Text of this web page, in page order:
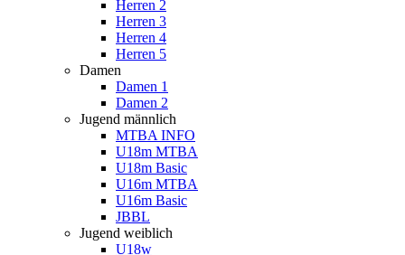
Herren 2
Herren 3
Herren 4
Herren 5
Damen
Damen 1
Damen 2
Jugend männlich
MTBA INFO
U18m MTBA
U18m Basic
U16m MTBA
U16m Basic
JBBL
Jugend weiblich
U18w